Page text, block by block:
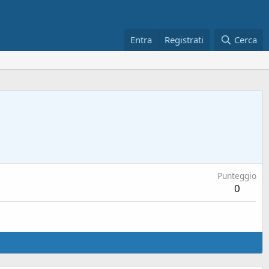
Entra Registrati Cerca
Punteggio
0